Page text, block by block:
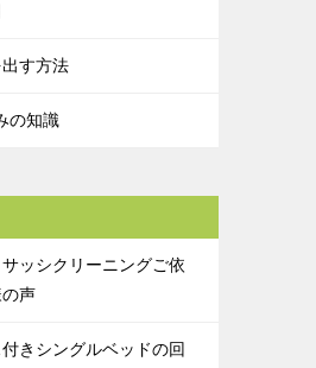
す方法
の知識
ッシクリーニングご依
声
きシングルベッドの回